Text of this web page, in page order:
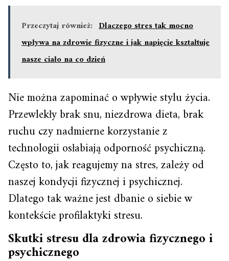
Przeczytaj również: Dlaczego stres tak mocno
wpływa na zdrowie fizyczne i jak napięcie kształtuje
nasze ciało na co dzień
Nie można zapominać o wpływie stylu życia.
Przewlekły brak snu, niezdrowa dieta, brak
ruchu czy nadmierne korzystanie z
technologii osłabiają odporność psychiczną.
Często to, jak reagujemy na stres, zależy od
naszej kondycji fizycznej i psychicznej.
Dlatego tak ważne jest dbanie o siebie w
kontekście profilaktyki stresu.
Skutki stresu dla zdrowia fizycznego i
psychicznego